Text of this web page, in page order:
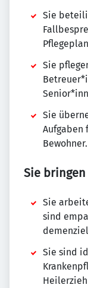
Sie
Sie
Sie
Aufgaben
Bewohner.
Sie
Sie
sind
Sie sind